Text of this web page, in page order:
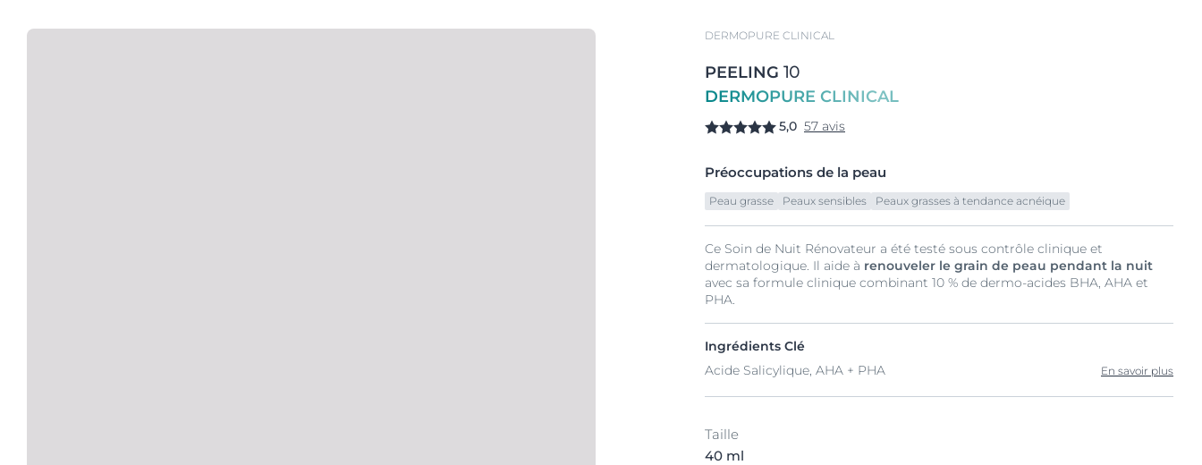
DERMOPURE CLINICAL
PEELING 10
DERMOPURE CLINICAL
5,0 57 avis
Préoccupations de la peau
Peau grasse Peaux sensibles Peaux grasses à tendance acnéique
Ce Soin de Nuit Rénovateur a été testé sous contrôle clinique et
dermatologique. Il aide à renouveler le grain de peau pendant la nuit
avec sa formule clinique combinant 10 % de dermo-acides BHA, AHA et
PHA.
Ingrédients Clé
Acide Salicylique, AHA + PHA
En savoir plus
Taille
40 ml